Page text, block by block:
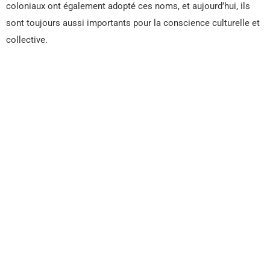
coloniaux ont également adopté ces noms, et aujourd’hui, ils
sont toujours aussi importants pour la conscience culturelle et
collective.